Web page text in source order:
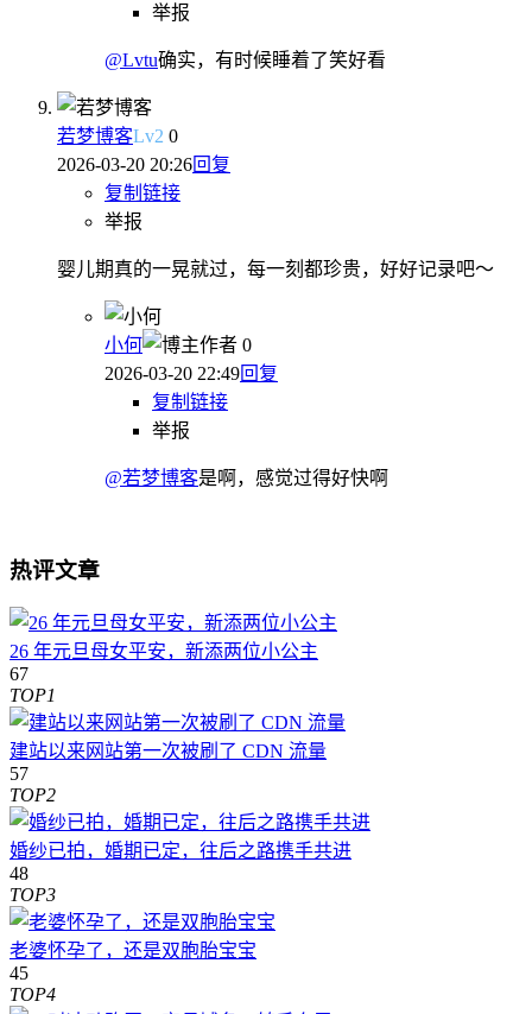
举报
@Lvtu确实，有时候睡着了笑好看
若梦博客Lv2 0
2026-03-20 20:26回复
复制链接
举报
婴儿期真的一晃就过，每一刻都珍贵，好好记录吧～
小何 作者 0
2026-03-20 22:49回复
复制链接
举报
@若梦博客是啊，感觉过得好快啊
热评文章
26 年元旦母女平安，新添两位小公主
67
TOP1
建站以来网站第一次被刷了 CDN 流量
57
TOP2
婚纱已拍，婚期已定，往后之路携手共进
48
TOP3
老婆怀孕了，还是双胞胎宝宝
45
TOP4